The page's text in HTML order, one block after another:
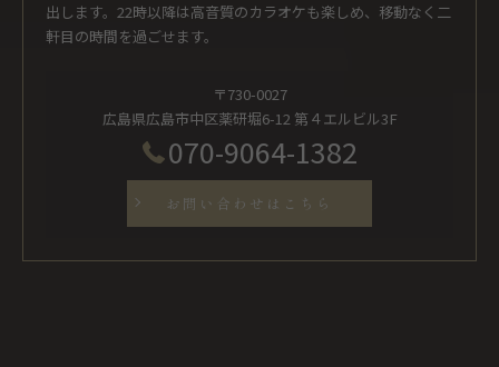
出します。22時以降は高音質のカラオケも楽しめ、移動なく二
軒目の時間を過ごせます。
〒730-0027
広島県広島市中区薬研堀6-12 第４エルビル3F
070-9064-1382
お問い合わせはこちら